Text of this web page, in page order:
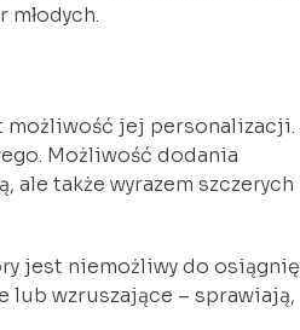
możliwość jej personalizacji.
Możliwość dodania
ale także wyrazem szczerych
jest niemożliwy do
lub wzruszające – sprawiają,